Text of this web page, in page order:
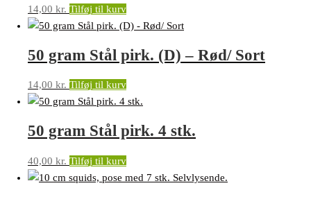
14,00 kr. Tilføj til kurv
50 gram Stål pirk. (D) – Rød/ Sort
14,00 kr. Tilføj til kurv
50 gram Stål pirk. 4 stk.
40,00 kr. Tilføj til kurv